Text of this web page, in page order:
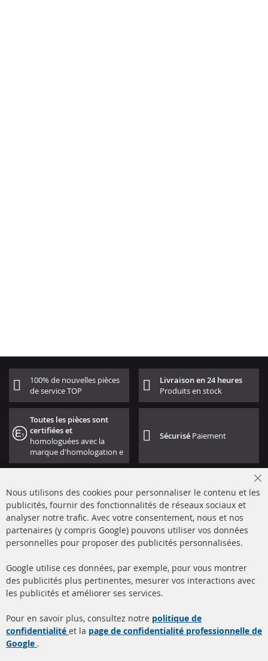
100% de nouvelles pièces
de service TOP
Livraison en 24 heures
Produits en stock
Toutes les pièces sont
certifiées et
homologuées avec la
marque d'homologation e
Sécurisé Paiement
+49 (0) 4533 799000
info@contra-automotive.de
facebook
instagram
Filtres à particules diesel
(FPD)
à propos de nous
Nous utilisons des cookies pour personnaliser le contenu et les
publicités, fournir des fonctionnalités de réseaux sociaux et
analyser notre trafic. Avec votre consentement, nous et nos
partenaires (y compris Google) pouvons utiliser vos données
personnelles pour proposer des publicités personnalisées.
Google utilise ces données, par exemple, pour vous montrer
des publicités plus pertinentes, mesurer vos interactions avec
les publicités et améliorer ses services.
Pour en savoir plus, consultez notre politique de
confidentialité et la page de confidentialité professionnelle de
Google .